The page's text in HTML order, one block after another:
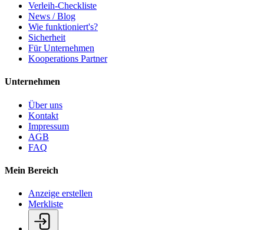
Verleih-Checkliste
News / Blog
Wie funktioniert's?
Sicherheit
Für Unternehmen
Kooperations Partner
Unternehmen
Über uns
Kontakt
Impressum
AGB
FAQ
Mein Bereich
Anzeige erstellen
Merkliste